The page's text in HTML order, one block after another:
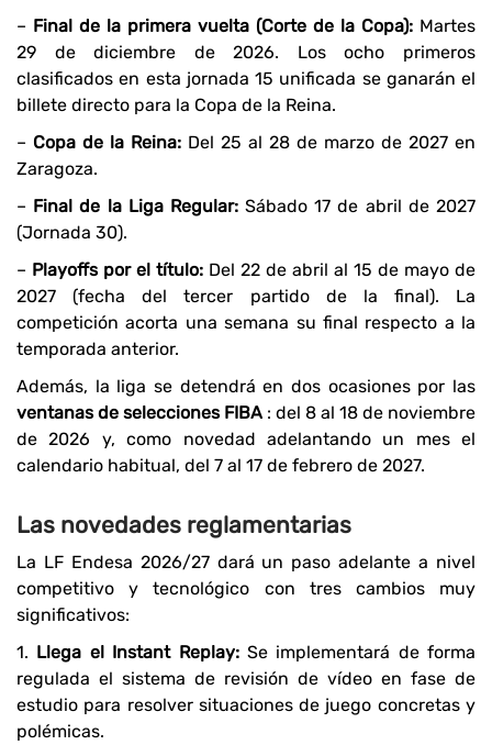
– Final de la primera vuelta (Corte de la Copa): Martes
29 de diciembre de 2026. Los ocho primeros
clasificados en esta jornada 15 unificada se ganarán el
billete directo para la Copa de la Reina.
– Copa de la Reina: Del 25 al 28 de marzo de 2027 en
Zaragoza.
– Final de la Liga Regular:Sábado 17 de abril de 2027
(Jornada 30).
– Playoffs por el título: Del 22 de abril al 15 de mayo de
2027 (fecha del tercer partido de la final). La
competición acorta una semana su final respecto a la
temporada anterior.
Además, la liga se detendrá en dos ocasiones por las
ventanas de selecciones FIBA : del 8 al 18 de noviembre
de 2026 y, como novedad adelantando un mes el
calendario habitual, del 7 al 17 de febrero de 2027.
Las novedades reglamentarias
La LF Endesa 2026/27 dará un paso adelante a nivel
competitivo y tecnológico con tres cambios muy
significativos:
1. Llega el Instant Replay:Se implementará de forma
regulada el sistema de revisión de vídeo en fase de
estudio para resolver situaciones de juego concretas y
polémicas.